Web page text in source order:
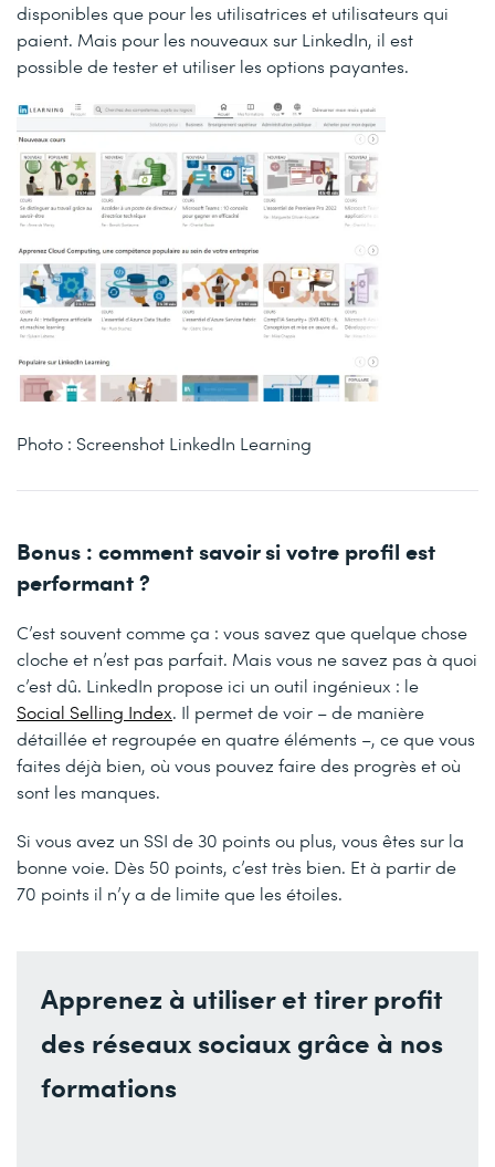
disponibles que pour les utilisatrices et utilisateurs qui
paient. Mais pour les nouveaux sur LinkedIn, il est
possible de tester et utiliser les options payantes.
Photo : Screenshot LinkedIn Learning
Bonus : comment savoir si votre profil est
performant ?
C’est souvent comme ça : vous savez que quelque chose
cloche et n’est pas parfait. Mais vous ne savez pas à quoi
c’est dû. LinkedIn propose ici un outil ingénieux : le
Social Selling Index. Il permet de voir – de manière
détaillée et regroupée en quatre éléments –, ce que vous
faites déjà bien, où vous pouvez faire des progrès et où
sont les manques.
Si vous avez un SSI de 30 points ou plus, vous êtes sur la
bonne voie. Dès 50 points, c’est très bien. Et à partir de
70 points il n’y a de limite que les étoiles.
Apprenez à utiliser et tirer profit
des réseaux sociaux grâce à nos
formations